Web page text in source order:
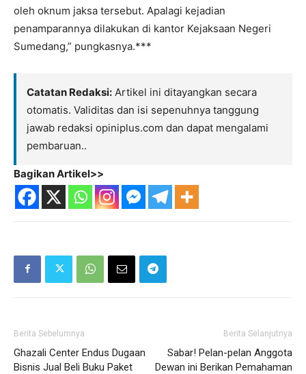
oleh oknum jaksa tersebut. Apalagi kejadian
penamparannya dilakukan di kantor Kejaksaan Negeri
Sumedang,” pungkasnya.***
Catatan Redaksi: Artikel ini ditayangkan secara
otomatis. Validitas dan isi sepenuhnya tanggung
jawab redaksi opiniplus.com dan dapat mengalami
pembaruan..
Bagikan Artikel>>
Berita Sebelumnya
Ghazali Center Endus Dugaan
Bisnis Jual Beli Buku Paket
Berita Selanjutnya
Sabar! Pelan-pelan Anggota
Dewan ini Berikan Pemahaman